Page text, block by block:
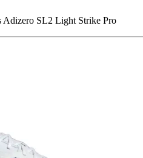
Adizero SL2 Light Strike Pro